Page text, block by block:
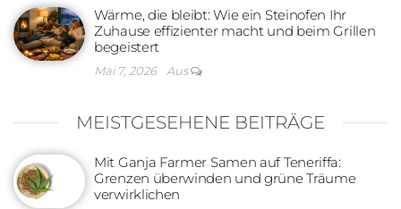
Wärme, die bleibt: Wie ein Steinofen Ihr
Zuhause effizienter macht und beim Grillen
begeistert
Mai 7, 2026 Aus
MEISTGESEHENE BEITRÄGE
Mit Ganja Farmer Samen auf Teneriffa:
Grenzen überwinden und grüne Träume
verwirklichen